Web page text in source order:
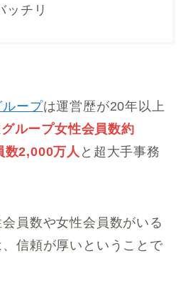
ッチリ
ループは運営歴が20年以上
グループ女性会員数約
数2,000万人 と超大手事務
員数や女性会員数がいる
信頼が厚いということで